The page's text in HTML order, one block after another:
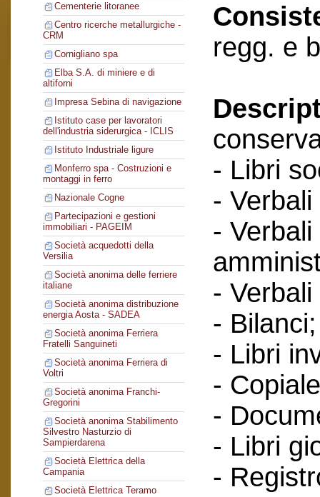
Cementerie litoranee
Centro ricerche metallurgiche -
CRM
Cornigliano spa
Elba S.A. di miniere e di
altiforni
Impresa Sebina di navigazione
Istituto case per lavoratori
dell'industria siderurgica - ICLIS
Istituto Industriale ligure
Monferro spa - Costruzioni e
montaggi in ferro
Nazionale Cogne
Partecipazioni e gestioni
immobiliari - PAGEIM
Società acquedotti della
Versilia
Società anonima delle ferriere
italiane
Società anonima distribuzione
energia Aosta - SADEA
Società anonima Ferriera
Fratelli Sanguineti
Società anonima Ferriera di
Voltri
Società anonima Franchi-
Gregorini
Società anonima Stabilimento
Silvestro Nasturzio di
Sampierdarena
Società Elettrica della
Campania
Società Elettrica Teramo
regg. e
- Libri
-
-
-
- Bilanci;
- Libri
-
-
- Libri
-